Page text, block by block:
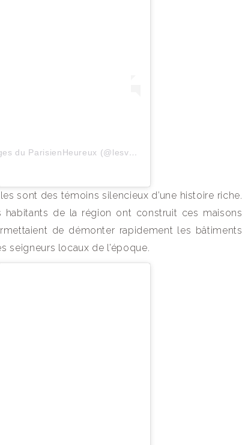
Une publication partagée par Les Voyages du ParisienHeureux (@lesvoyagesduparisienheureux)
sont des témoins silencieux d’une histoire riche.
de la région ont construit ces maisons
de démonter rapidement les bâtiments
seigneurs locaux de l’époque.